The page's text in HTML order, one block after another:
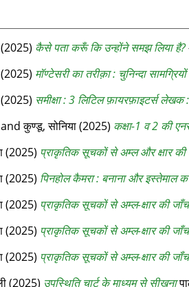
कैसे पता करूँ कि उन्होंने समझ लिया है?
मॉण्टेसरी का तरीक़ा : चुनिन्दा
समीक्षा : 3 लिटिल फ़ायरफ़ाइटर्स लेखक
कुण्डू, सोनिया(2025) कक्षा-1 व 2 की
(2025) प्राकृतिक सूचकों से अम्ल और क्षार
(2025) पिनहोल कैमरा : बनाना और इस्तेमाल
(2025) प्राकृतिक सूचकों से अम्‍ल-क्षार की
(2025) प्राकृतिक सूचकों से अम्ल-क्षार की
(2025) प्राकृतिक सूचकों से अम्‍ल-क्षार की
(2025) उपस्थिति चार्ट के माध्‍यम से सीखना